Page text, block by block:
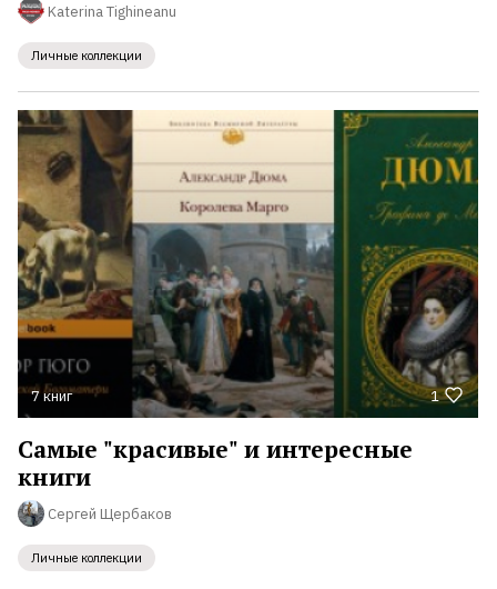
Katerina Tighineanu
Личные коллекции
7 книг 1
Самые "красивые" и интересные
книги
Сергей Щербаков
Личные коллекции